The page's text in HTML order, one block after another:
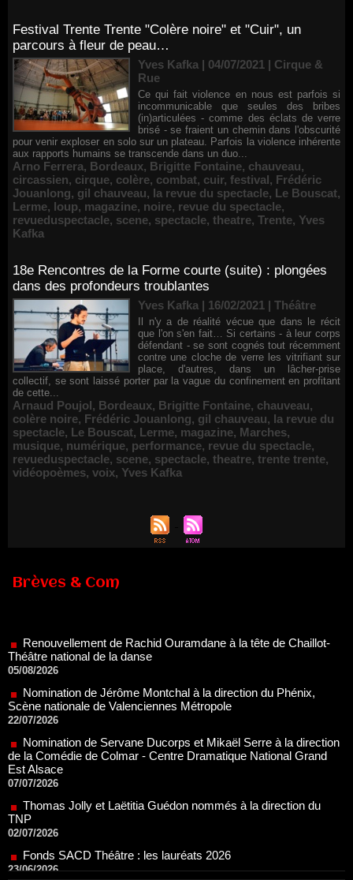
Festival Trente Trente "Colère noire" et "Cuir", un
parcours à fleur de peau…
Yves Kafka | 04/07/2021 | Cirque &
Rue
Ce qui fait violence en nous est parfois si
incommunicable que seules des bribes
(in)articulées - comme des éclats de verre
brisé - se fraient un chemin dans l'obscurité
pour venir exploser en solo sur un plateau. Parfois la violence inhérente
aux rapports humains se transcende dans un duo...
Arno Ferrera, Bordeaux, Brigitte Fontaine, chauveau,
circassien, cirque, colère, combat, cuir, festival, Frédéric
Jouanlong, gil chauveau, la revue du spectacle, Le Bouscat,
Lerme, loup, magazine, noire, revue du spectacle,
revueduspectacle, scene, spectacle, theatre, Trente, Yves
Kafka
18e Rencontres de la Forme courte (suite) : plongées
dans des profondeurs troublantes
Yves Kafka | 16/02/2021 | Théâtre
Il n'y a de réalité vécue que dans le récit
que l'on s'en fait… Si certains - à leur corps
défendant - se sont cognés tout récemment
contre une cloche de verre les vitrifiant sur
place, d'autres, dans un lâcher-prise
collectif, se sont laissé porter par la vague du confinement en profitant
de cette...
Arnaud Poujol, Bordeaux, Brigitte Fontaine, chauveau,
colère noire, Frédéric Jouanlong, gil chauveau, la revue du
spectacle, Le Bouscat, Lerme, magazine, Marches,
musique, numérique, performance, revue du spectacle,
revueduspectacle, scene, spectacle, theatre, trente trente,
vidéopoèmes, voix, Yves Kafka
Brèves & Com
05/08/2026
Nomination de Jérôme Montchal à la direction du Phénix,
Scène nationale de Valenciennes Métropole
22/07/2026
Nomination de Servane Ducorps et Mikaël Serre à la direction
de la Comédie de Colmar - Centre Dramatique National Grand
07/07/2026
Thomas Jolly et Laëtitia Guédon nommés à la direction du
TNP
02/07/2026
Fonds SACD Théâtre : les lauréats 2026
23/06/2026
Dispositif ARTCENA Écrire pour le cirque, les lauréats 2026 !
20/06/2026